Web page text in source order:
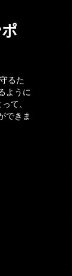
るた
ように
て、
できま